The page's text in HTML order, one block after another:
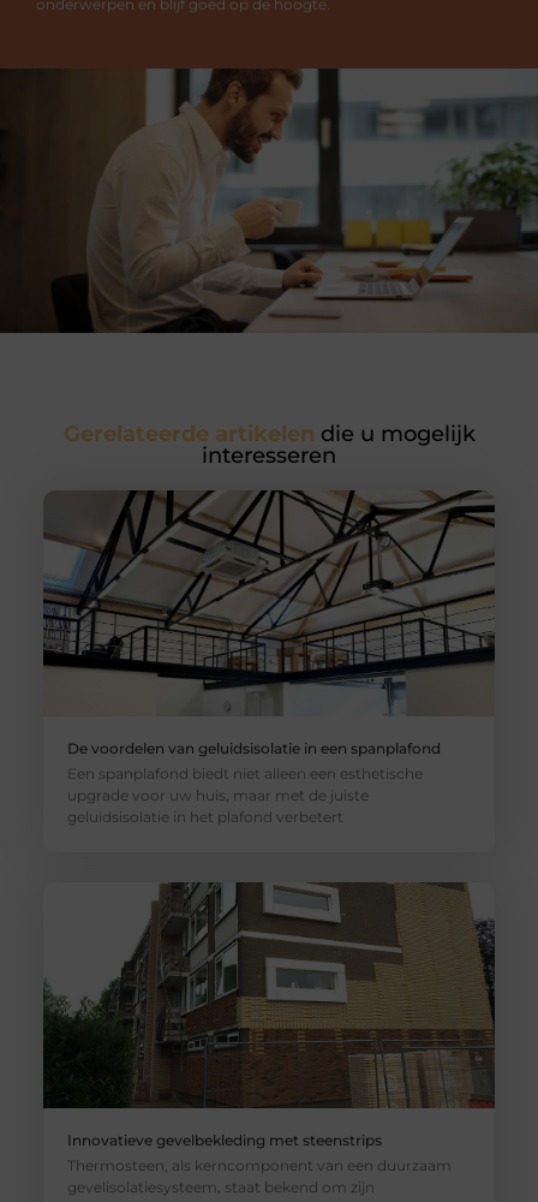
onderwerpen en blijf goed op de hoogte.
Gerelateerde artikelen die u mogelijk
interesseren
De voordelen van geluidsisolatie in een spanplafond
Een spanplafond biedt niet alleen een esthetische
upgrade voor uw huis, maar met de juiste
geluidsisolatie in het plafond verbetert
Innovatieve gevelbekleding met steenstrips
Thermosteen, als kerncomponent van een duurzaam
gevelisolatiesysteem, staat bekend om zijn